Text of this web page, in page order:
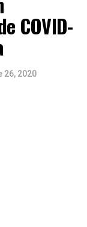
COVID-
26, 2020